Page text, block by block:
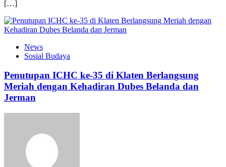
[…]
News
Sosial Budaya
Penutupan ICHC ke-35 di Klaten Berlangsung
Meriah dengan Kehadiran Dubes Belanda dan
Jerman